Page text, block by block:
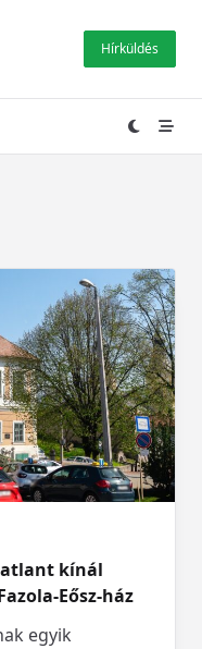
Hírküldés
kínál
Eősz-ház
egyik